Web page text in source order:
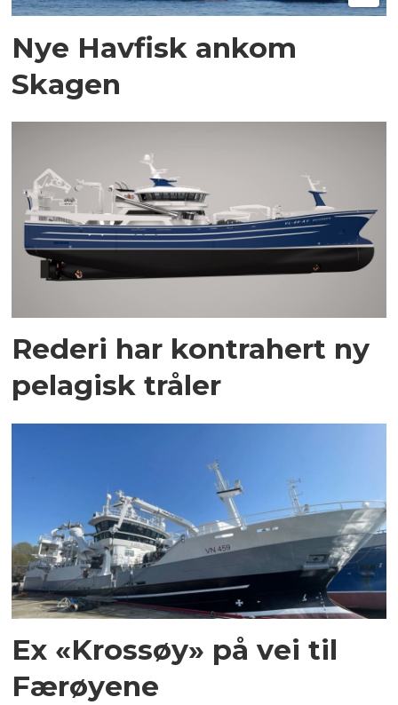
Nye Havfisk ankom
Skagen
Rederi har kontrahert ny
pelagisk tråler
Ex «Krossøy» på vei til
Færøyene